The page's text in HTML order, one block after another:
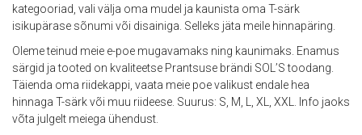
kategooriad, vali välja oma mudel ja kaunista oma T-särk
isikupärase sõnumi või disainiga. Selleks jäta meile hinnapäring.
Oleme teinud meie e-poe mugavamaks ning kaunimaks. Enamus
särgid ja tooted on kvaliteetse Prantsuse brändi SOL’S toodang.
Täienda oma riidekappi, vaata meie poe valikust endale hea
hinnaga T-särk või muu riideese. Suurus: S, M, L, XL, XXL. Info jaoks
võta julgelt meiega ühendust.